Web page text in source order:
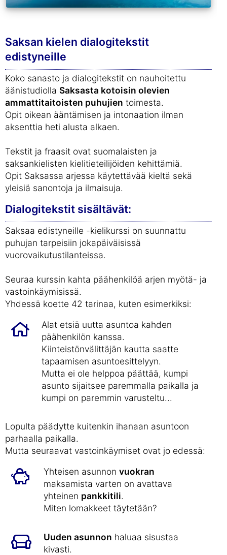
Saksan kielen dialogitekstit
edistyneille
Koko sanasto ja dialogitekstit on nauhoitettu
äänistudiolla Saksasta kotoisin olevien
ammattitaitoisten puhujien toimesta.
Opit oikean ääntämisen ja intonaation ilman
aksenttia heti alusta alkaen.
Tekstit ja fraasit ovat suomalaisten ja
saksankielisten kielitieteilijöiden kehittämiä.
Opit Saksassa arjessa käytettävää kieltä sekä
yleisiä sanontoja ja ilmaisuja.
Dialogitekstit sisältävät:
Saksaa edistyneille -kielikurssi on suunnattu
puhujan tarpeisiin jokapäiväisissä
vuorovaikutustilanteissa.
Seuraa kurssin kahta päähenkilöä arjen myötä- ja
vastoinkäymisissä.
Yhdessä koette 42 tarinaa, kuten esimerkiksi:
Alat etsiä uutta asuntoa kahden
päähenkilön kanssa.
Kiinteistönvälittäjän kautta saatte
tapaamisen asuntoesittelyyn.
Mutta ei ole helppoa päättää, kumpi
asunto sijaitsee paremmalla paikalla ja
kumpi on paremmin varusteltu...
Lopulta päädytte kuitenkin ihanaan asuntoon
parhaalla paikalla.
Mutta seuraavat vastoinkäymiset ovat jo edessä:
Yhteisen asunnon vuokran
maksamista varten on avattava
yhteinen pankkitili.
Miten lomakkeet täytetään?
Uuden asunnon haluaa sisustaa
kivasti.